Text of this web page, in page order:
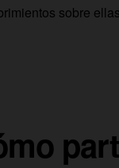
sobre